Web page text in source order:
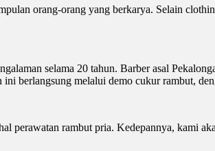
orang-orang yang berkarya. Selain
selama 20 tahun. Barber asal
berlangsung melalui demo cukur rambut,
perawatan rambut pria. Kedepannya, kami